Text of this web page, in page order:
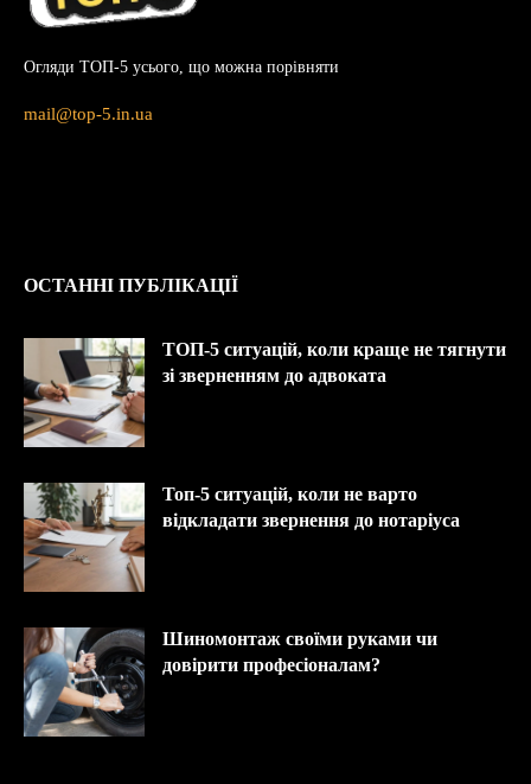
Огляди ТОП-5 усього, що можна порівняти
mail@top-5.in.ua
ОСТАННІ ПУБЛІКАЦІЇ
ТОП-5 ситуацій, коли краще не тягнути
зі зверненням до адвоката
Топ-5 ситуацій, коли не варто
відкладати звернення до нотаріуса
Шиномонтаж своїми руками чи
довірити професіоналам?